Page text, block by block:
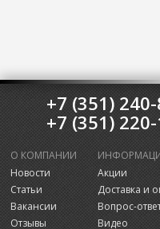
+7 (351)
+7 (351)
О КОМПАНИИ
Новости
Статьи
Вакансии
Отзывы
Акции
Доставка и
Вопрос-
Видео